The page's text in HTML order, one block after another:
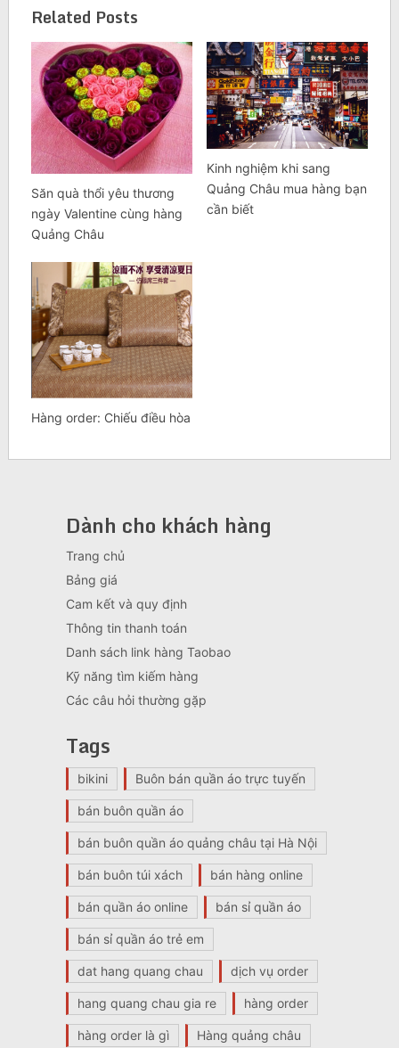
Related Posts
Săn quà thổi yêu thương
ngày Valentine cùng hàng
Quảng Châu
Kinh nghiệm khi sang
Quảng Châu mua hàng bạn
cần biết
Hàng order: Chiếu điều hòa
Dành cho khách hàng
Trang chủ
Bảng giá
Cam kết và quy định
Thông tin thanh toán
Danh sách link hàng Taobao
Kỹ năng tìm kiếm hàng
Các câu hỏi thường gặp
Tags
bikini Buôn bán quần áo trực tuyến
bán buôn quần áo
bán buôn quần áo quảng châu tại Hà Nội
bán buôn túi xách bán hàng online
bán quần áo online bán sỉ quần áo
bán sỉ quần áo trẻ em
dat hang quang chau dịch vụ order
hang quang chau gia re hàng order
hàng order là gì Hàng quảng châu